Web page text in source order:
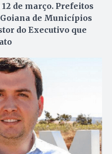
de março. Prefeitos
de Municípios
do Executivo que